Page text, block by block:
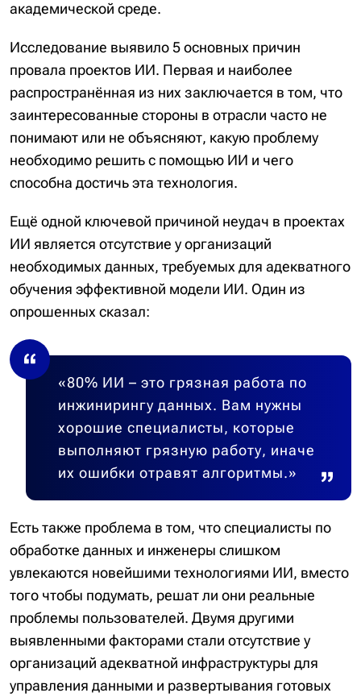
академической среде.
Исследование выявило 5 основных причин
провала проектов ИИ. Первая и наиболее
распространённая из них заключается в том, что
заинтересованные стороны в отрасли часто не
понимают или не объясняют, какую проблему
необходимо решить с помощью ИИ и чего
способна достичь эта технология.
Ещё одной ключевой причиной неудач в проектах
ИИ является отсутствие у организаций
необходимых данных, требуемых для адекватного
обучения эффективной модели ИИ. Один из
опрошенных сказал:
«80% ИИ – это грязная работа по
инжинирингу данных. Вам нужны
хорошие специалисты, которые
выполняют грязную работу, иначе
их ошибки отравят алгоритмы.»
Есть также проблема в том, что специалисты по
обработке данных и инженеры слишком
увлекаются новейшими технологиями ИИ, вместо
того чтобы подумать, решат ли они реальные
проблемы пользователей. Двумя другими
выявленными факторами стали отсутствие у
организаций адекватной инфраструктуры для
управления данными и развертывания готовых